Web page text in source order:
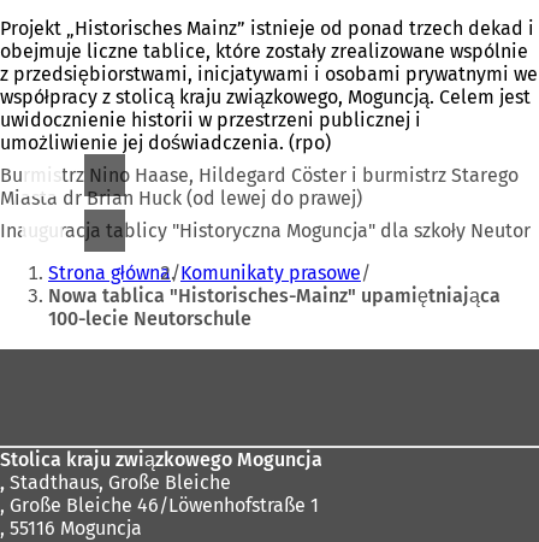
Projekt „Historisches Mainz” istnieje od ponad trzech dekad i
obejmuje liczne tablice, które zostały zrealizowane wspólnie
z przedsiębiorstwami, inicjatywami i osobami prywatnymi we
współpracy z stolicą kraju związkowego, Moguncją. Celem jest
uwidocznienie historii w przestrzeni publicznej i
umożliwienie jej doświadczenia. (rpo)
Burmistrz Nino Haase, Hildegard Cöster i burmistrz Starego
Miasta dr Brian Huck (od lewej do prawej)
Inauguracja tablicy "Historyczna Moguncja" dla szkoły Neutor
Jesteś
tutaj:
Strona główna Komunikaty prasowe
Nowa tablica "Historisches-Mainz" upamiętniająca
100-lecie Neutorschule
Stolica kraju związkowego Moguncja
, Stadthaus, Große Bleiche
, Große Bleiche 46/Löwenhofstraße 1
, 55116 Moguncja